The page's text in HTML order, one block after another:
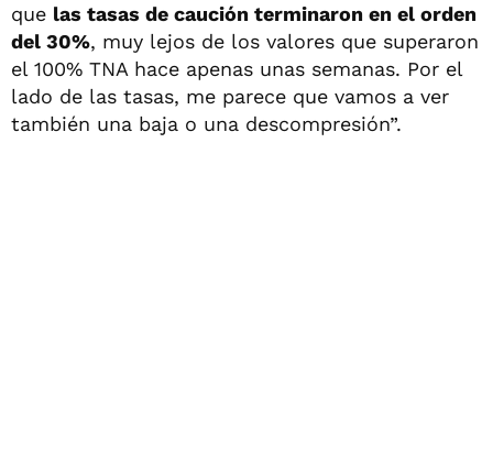
que las tasas de caución terminaron en el orden
del 30%, muy lejos de los valores que superaron
el 100% TNA hace apenas unas semanas. Por el
lado de las tasas, me parece que vamos a ver
también una baja o una descompresión”.